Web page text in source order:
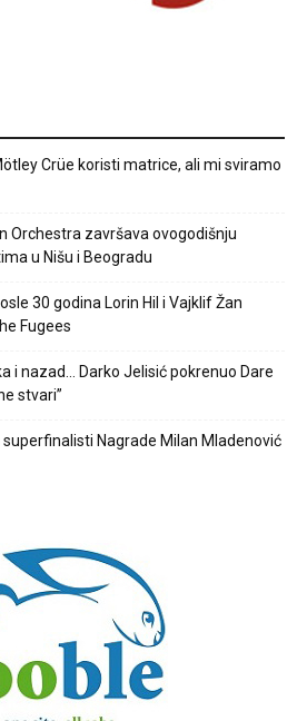
Crüe koristi matrice, ali mi sviramo
Orchestra završava ovogodišnju
u Nišu i Beogradu
30 godina Lorin Hil i Vajklif Žan
Fugees
i nazad… Darko Jelisić pokrenuo Dare
stvari”
Nagrade Milan Mladenović